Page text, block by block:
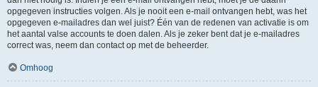
opgegeven instructies volgen. Als je nooit een e-mail ontvangen hebt, was het
opgegeven e-mailadres dan wel juist? Één van de redenen van activatie is om
het aantal valse accounts te doen dalen. Als je zeker bent dat je e-mailadres
correct was, neem dan contact op met de beheerder.
Omhoog